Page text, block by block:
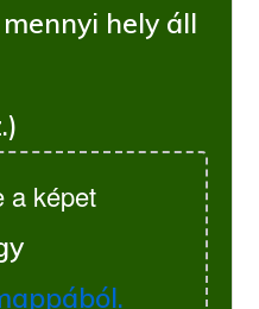
hely áll
a képet